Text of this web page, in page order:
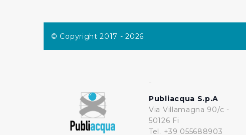
© Copyright 2017 - 2026
-
Publiacqua S.p.A
Via Villamagna 90/c -
50126 Fi
Tel. +39 055688903